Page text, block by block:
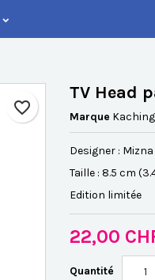
favorite_border
TV Head
Marque
Designer :
Taille : 8.5 cm
Edition limitée
22,00
Quantité